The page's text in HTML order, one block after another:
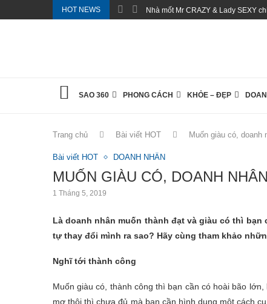
HOT NEWS Nhà mốt Mr CRAZY & Lady SEXY
SAO 360 PHONG CÁCH KHỎE – ĐẸP
Trang chủ Bài viết HOT Muốn giàu có,
Bài viết HOT DOANH NHÂN
MUỐN GIÀU CÓ, DOANH
1 Tháng 5, 2019
Là doanh nhân muốn thành đạt và giàu có thì
tự thay đổi mình ra sao? Hãy cùng tham khảo
Nghĩ tới thành công
Muốn giàu có, thành công thì bạn cần có hoài bão
mơ thôi thì chưa đủ mà bạn cần hình dung một cách